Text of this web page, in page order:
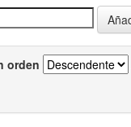
orden